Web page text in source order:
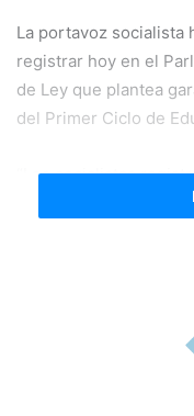
La portavoz socialista
registrar hoy en el
de Ley que plantea
del Primer Ciclo de
“Los socialistas
elaborada con un
Ley contempla “la
la situación actual”